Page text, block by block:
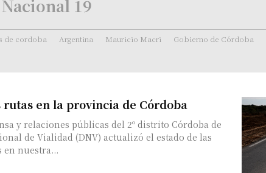
19
de cordoba Argentina Mauricio Macri Gobierno de Córdoba
rutas en la provincia de Córdoba
y relaciones públicas del 2º distrito Córdoba de
de Vialidad (DNV) actualizó el estado de las
en nuestra...